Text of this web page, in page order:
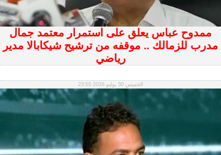
ممدوح عباس يعلق على استمرار معتمد جمال
مدرب للزمالك .. موقفه من ترشيح شيكابالا مدير
رياضي
الخميس 30 يوليو 2026 23:55